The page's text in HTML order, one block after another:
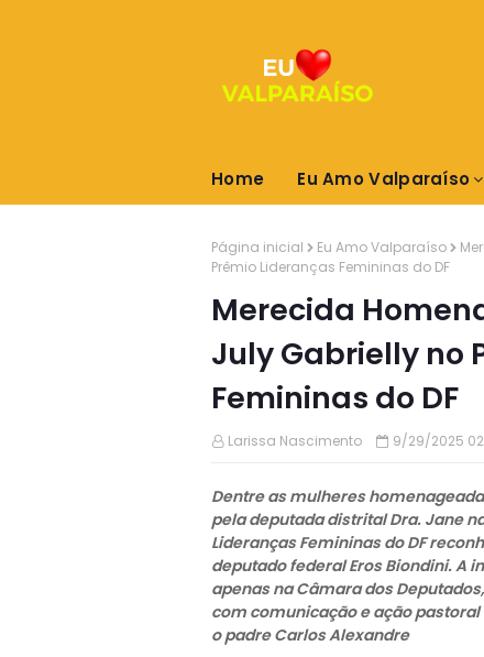
Home Eu Amo Valparaíso
Página inicial Eu Amo Valparaíso
Prêmio Lideranças Femininas do DF
Merecida
July Gabrielly no
Femininas do DF
Larissa Nascimento 9/29/2025
Dentre as mulheres
pela deputada distrital Dra. Jane
Lideranças Femininas do DF
deputado federal Eros Biondini. A
apenas na Câmara dos
com comunicação e ação
o padre Carlos Alexandre